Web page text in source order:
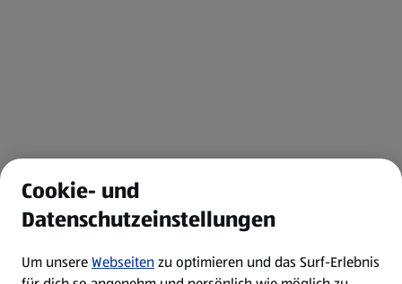
Cookie- und
Datenschutzeinstellungen
Um unsereWebseitenzu optimieren und das Surf-Erlebnis